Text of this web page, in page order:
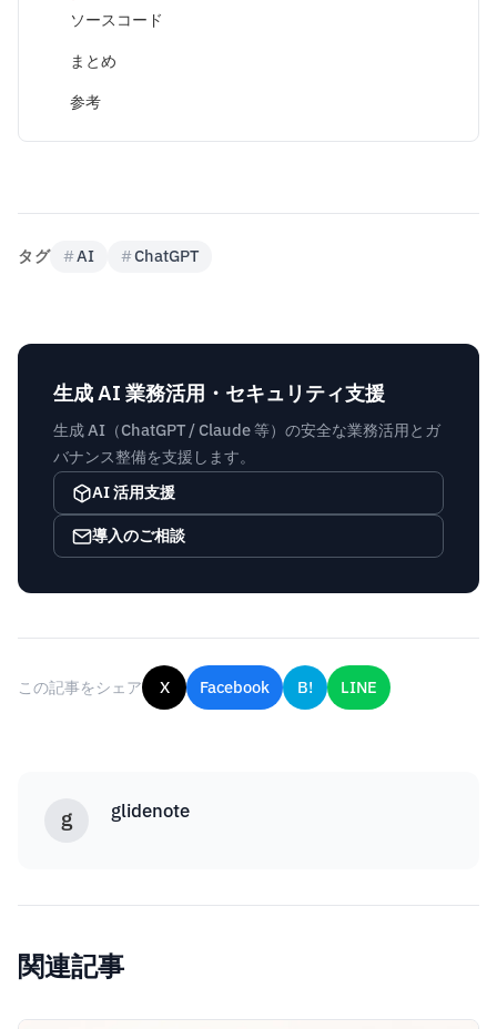
ソースコード
まとめ
参考
タグ #AI #ChatGPT
生成 AI 業務活用・セキュリティ支援
生成 AI（ChatGPT / Claude 等）の安全な業務活用とガ
バナンス整備を支援します。
AI 活用支援
導入のご相談
この記事をシェア X Facebook B! LINE
g glidenote
関連記事